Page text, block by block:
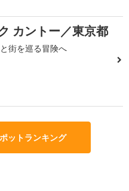
カントー／東京都
街を巡る冒険へ
ットランキング